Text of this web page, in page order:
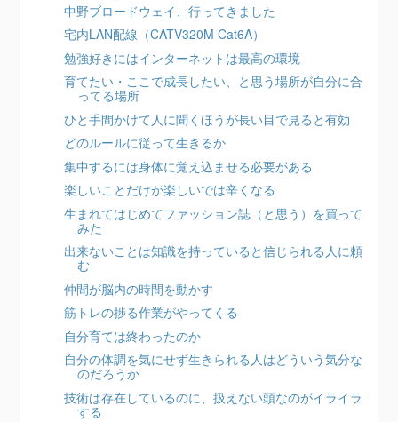
中野ブロードウェイ、行ってきました
宅内LAN配線（CATV320M Cat6A）
勉強好きにはインターネットは最高の環境
育てたい・ここで成長したい、と思う場所が自分に合
ってる場所
ひと手間かけて人に聞くほうが長い目で見ると有効
どのルールに従って生きるか
集中するには身体に覚え込ませる必要がある
楽しいことだけが楽しいでは辛くなる
生まれてはじめてファッション誌（と思う）を買って
みた
出来ないことは知識を持っていると信じられる人に頼
む
仲間が脳内の時間を動かす
筋トレの捗る作業がやってくる
自分育ては終わったのか
自分の体調を気にせず生きられる人はどういう気分な
のだろうか
技術は存在しているのに、扱えない頭なのがイライラ
する